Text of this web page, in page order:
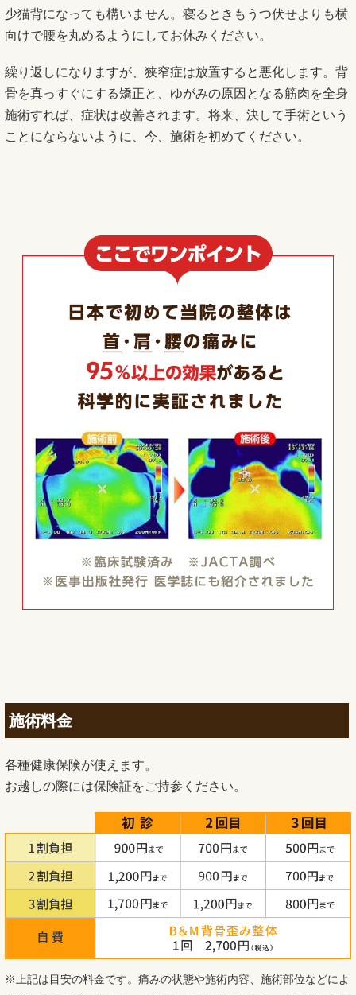
少猫背になっても構いません。寝るときもうつ伏せよりも横
向けで腰を丸めるようにしてお休みください。
繰り返しになりますが、狭窄症は放置すると悪化します。背
骨を真っすぐにする矯正と、ゆがみの原因となる筋肉を全身
施術すれば、症状は改善されます。将来、決して手術という
ことにならないように、今、施術を初めてください。
施術料金
各種健康保険が使えます。
お越しの際には保険証をご持参ください。
※上記は目安の料金です。痛みの状態や施術内容、施術部位などによ